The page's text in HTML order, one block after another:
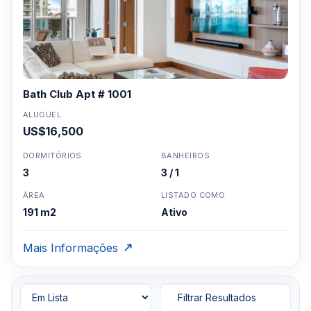
Bath Club Apt # 1001
ALUGUEL
US$16,500
DORMITÓRIOS
3
BANHEIROS
3 / 1
ÁREA
191 m2
LISTADO COMO
Ativo
Mais Informações
Filtrar Resultados